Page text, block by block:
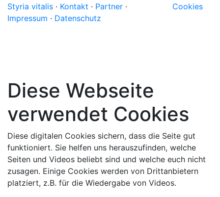
Styria vitalis · Kontakt · Partner ·
Impressum · Datenschutz
Cookies
Diese Webseite
verwendet Cookies
Diese digitalen Cookies sichern, dass die Seite gut
funktioniert. Sie helfen uns herauszufinden, welche
Seiten und Videos beliebt sind und welche euch nicht
zusagen. Einige Cookies werden von Drittanbietern
platziert, z.B. für die Wiedergabe von Videos.